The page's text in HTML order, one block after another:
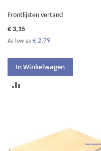
Frontlijsten vertand
€ 3,15
As low as € 2,79
In Winkelwagen
VERGELIJKEN